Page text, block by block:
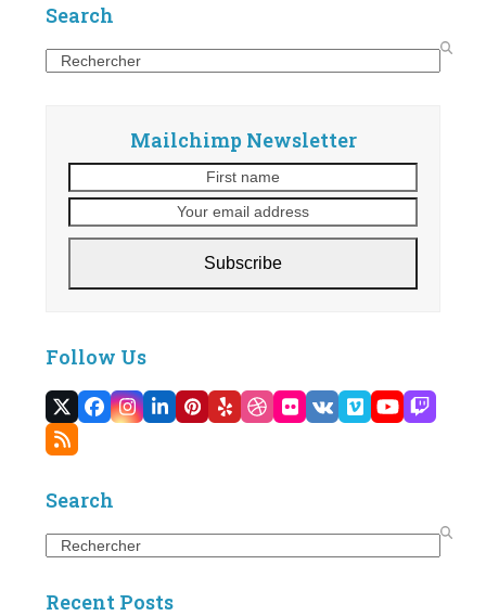
Search
Search
Mailchimp Newsletter
name
email
Subscribe
Follow Us
Twitter
(deprecated)
Facebook
Instagram
LinkedIn
Pinterest
YelpDribbble
Flickr
VKVimeoYouTube
RSS
Search
Search
Recent Posts